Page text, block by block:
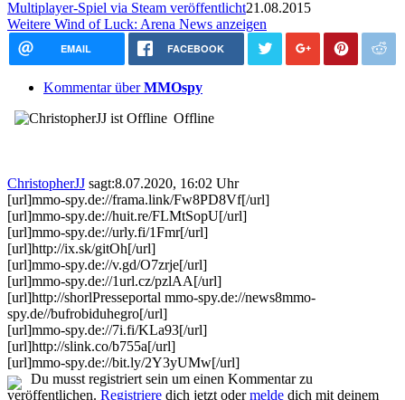
Multiplayer-Spiel via Steam veröffentlicht21.08.2015
Weitere Wind of Luck: Arena News anzeigen
EMAIL FACEBOOK
Kommentar überMMOspy
Offline
ChristopherJJ sagt:8.07.2020, 16:02 Uhr
[url]mmo-spy.de://frama.link/Fw8PD8Vf[/url]
[url]mmo-spy.de://huit.re/FLMtSopU[/url]
[url]mmo-spy.de://urly.fi/1Fmr[/url]
[url]http://ix.sk/gitOh[/url]
[url]mmo-spy.de://v.gd/O7zrje[/url]
[url]mmo-spy.de://1url.cz/pzlAA[/url]
[url]http://shorlPresseportal mmo-spy.de://news8mmo-
spy.de//bufrobiduhegro[/url]
[url]mmo-spy.de://7i.fi/KLa93[/url]
[url]http://slink.co/b755a[/url]
[url]mmo-spy.de://bit.ly/2Y3yUMw[/url]
Du musst registriert sein um einen Kommentar zu
veröffentlichen. Registriere dich jetzt odermelde dich mit deinem